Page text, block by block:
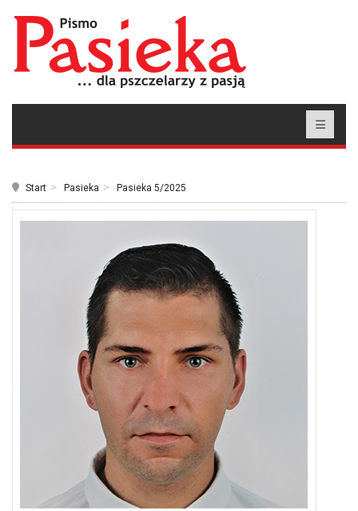
Start Pasieka Pasieka 5/2025